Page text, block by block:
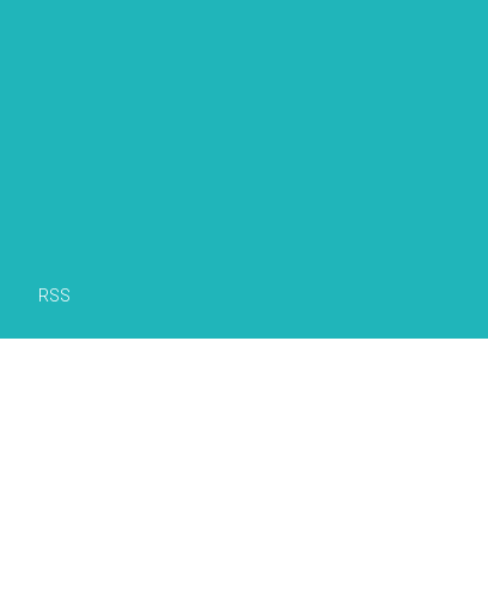
RSS